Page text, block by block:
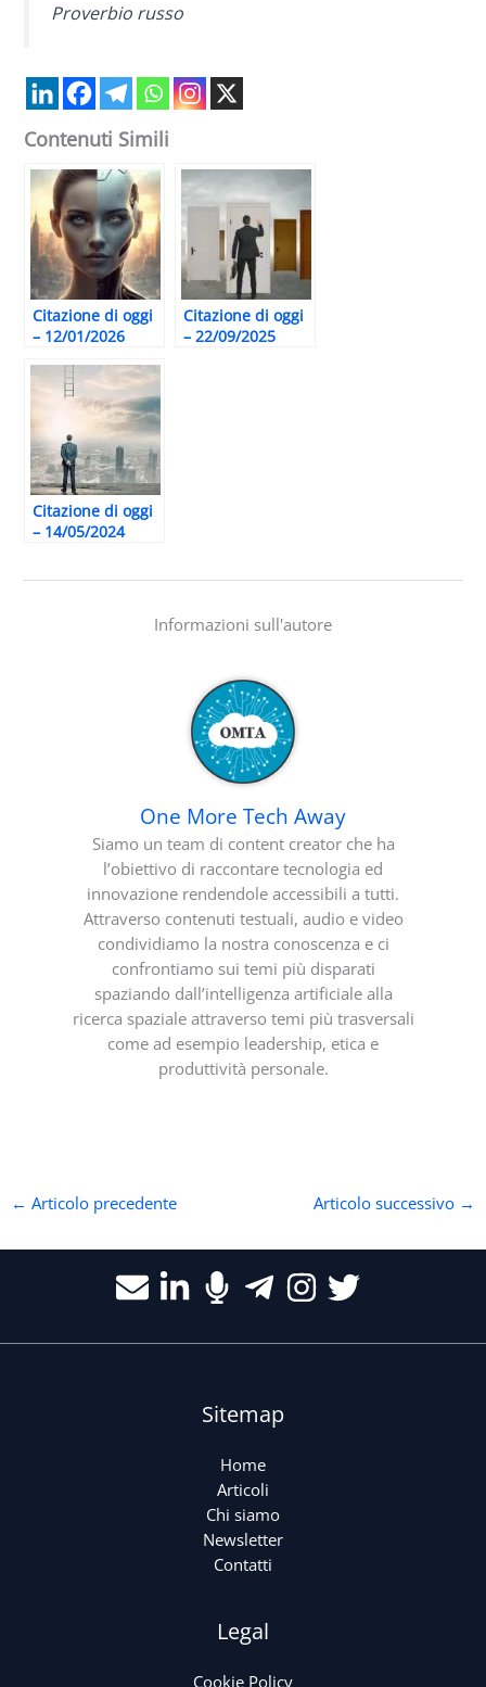
Proverbio russo
Contenuti Simili
Citazione di oggi
– 12/01/2026
Citazione di oggi
– 22/09/2025
Citazione di oggi
– 14/05/2024
Informazioni sull'autore
One More Tech Away
Siamo un team di content creator che ha
l’obiettivo di raccontare tecnologia ed
innovazione rendendole accessibili a tutti.
Attraverso contenuti testuali, audio e video
condividiamo la nostra conoscenza e ci
confrontiamo sui temi più disparati
spaziando dall’intelligenza artificiale alla
ricerca spaziale attraverso temi più trasversali
come ad esempio leadership, etica e
produttività personale.
← Articolo precedente Articolo successivo →
Sitemap
Home
Articoli
Chi siamo
Newsletter
Contatti
Legal
Cookie Policy